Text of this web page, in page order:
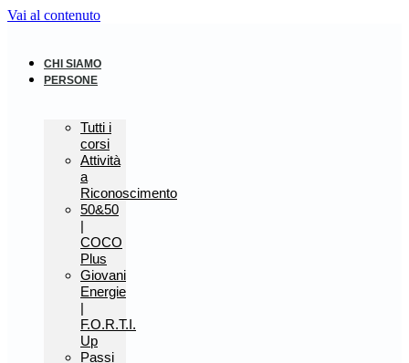
Vai al contenuto
CHI SIAMO
PERSONE
Tutti i
corsi
Attività
a
Riconoscimento
50&50
|
COCO
Plus
Giovani
Energie
|
F.O.R.T.I.
Up
Passi